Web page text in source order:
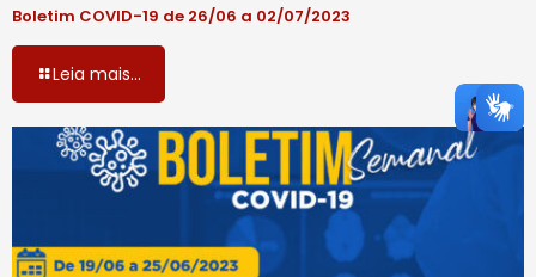
Boletim COVID-19 de 26/06 a 02/07/2023
Leia mais...